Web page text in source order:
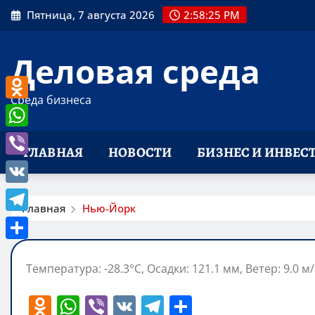
Перейти
к
Пятница, 7 августа 2026 2:58:26 PM
Деловая среда
Среда бизнеса
ГЛАВНАЯ НОВОСТИ БИЗНЕС И
Главная Нью-Йорк
Температура: -28.3°C, Осадки: 121.1 мм, Ветер: 9.0
O W Vi V T
Odnoklassniki
WhatsApp
Viber
VK
Telegram
Отправить